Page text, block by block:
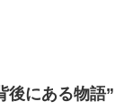
後にある物語”